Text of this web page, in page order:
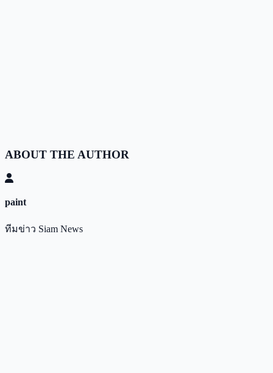
ABOUT THE AUTHOR
paint
ทีมข่าว Siam News